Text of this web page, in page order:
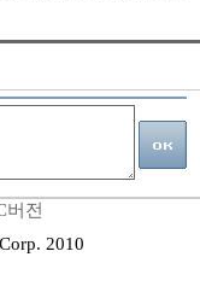
버전
2010